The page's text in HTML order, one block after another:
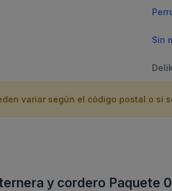
Sin
variar según el código postal o si
y cordero Paquete